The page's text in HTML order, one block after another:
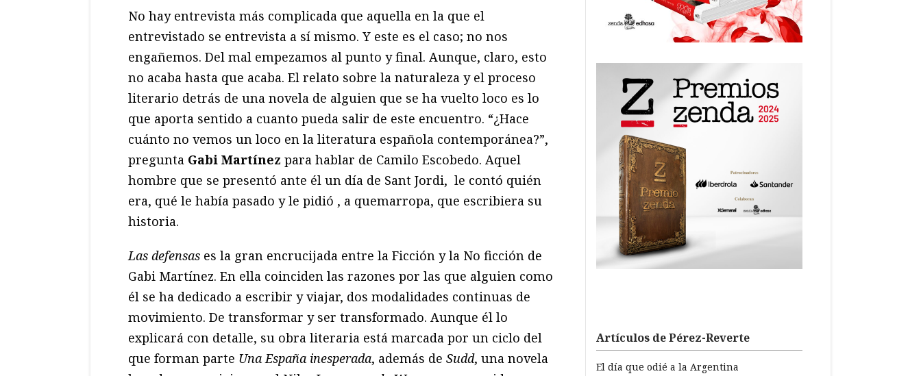
No hay entrevista más complicada que aquella en la que el
entrevistado se entrevista a sí mismo. Y este es el caso; no nos
engañemos. Del mal empezamos al punto y final. Aunque, claro, esto
no acaba hasta que acaba. El relato sobre la naturaleza y el proceso
literario detrás de una novela de alguien que se ha vuelto loco es lo
que aporta sentido a cuanto pueda salir de este encuentro. “¿Hace
cuánto no vemos un loco en la literatura española contemporánea?”,
pregunta Gabi Martínez para hablar de Camilo Escobedo. Aquel
hombre que se presentó ante él un día de Sant Jordi, le contó quién
era, qué le había pasado y le pidió , a quemarropa, que escribiera su
historia.
Las defensas es la gran encrucijada entre la Ficción y la No ficción de
Gabi Martínez. En ella coinciden las razones por las que alguien como
él se ha dedicado a escribir y viajar, dos modalidades continuas de
movimiento. De transformar y ser transformado. Aunque él lo
explicará con detalle, su obra literaria está marcada por un ciclo del
que forman parte Una España inesperada, además de Sudd, una novela
Artículos de Pérez-Reverte
El día que odié a la Argentina